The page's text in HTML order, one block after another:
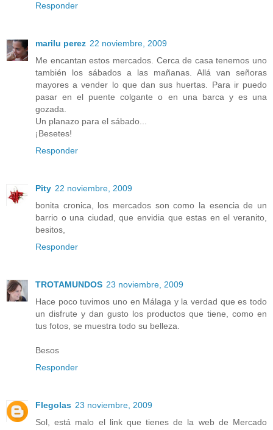
Responder
marilu perez 22 noviembre, 2009
Me encantan estos mercados. Cerca de casa tenemos uno
también los sábados a las mañanas. Allá van señoras
mayores a vender lo que dan sus huertas. Para ir puedo
pasar en el puente colgante o en una barca y es una
gozada.
Un planazo para el sábado...
¡Besetes!
Responder
Pity 22 noviembre, 2009
bonita cronica, los mercados son como la esencia de un
barrio o una ciudad, que envidia que estas en el veranito,
besitos,
Responder
TROTAMUNDOS 23 noviembre, 2009
Hace poco tuvimos uno en Málaga y la verdad que es todo
un disfrute y dan gusto los productos que tiene, como en
tus fotos, se muestra todo su belleza.
Besos
Responder
Flegolas 23 noviembre, 2009
Sol, está malo el link que tienes de la web de Mercado